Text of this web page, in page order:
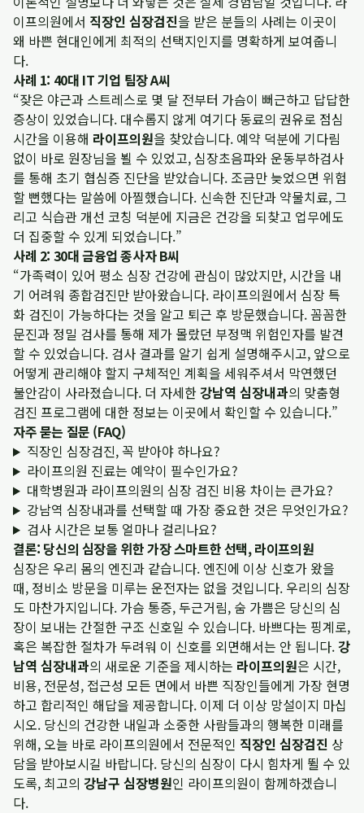
이프의원에서 직장인 심장검진을 받은 분들의 사례는 이곳이
왜 바쁜 현대인에게 최적의 선택지인지를 명확하게 보여줍니
다.
사례 1: 40대 IT 기업 팀장 A씨
“잦은 야근과 스트레스로 몇 달 전부터 가슴이 뻐근하고 답답한
증상이 있었습니다. 대수롭지 않게 여기다 동료의 권유로 점심
시간을 이용해 라이프의원을 찾았습니다. 예약 덕분에 기다림
없이 바로 원장님을 뵐 수 있었고, 심장초음파와 운동부하검사
를 통해 초기 협심증 진단을 받았습니다. 조금만 늦었으면 위험
할 뻔했다는 말씀에 아찔했습니다. 신속한 진단과 약물치료, 그
리고 식습관 개선 코칭 덕분에 지금은 건강을 되찾고 업무에도
더 집중할 수 있게 되었습니다.”
사례 2: 30대 금융업 종사자 B씨
“가족력이 있어 평소 심장 건강에 관심이 많았지만, 시간을 내
기 어려워 종합검진만 받아왔습니다. 라이프의원에서 심장 특
화 검진이 가능하다는 것을 알고 퇴근 후 방문했습니다. 꼼꼼한
문진과 정밀 검사를 통해 제가 몰랐던 부정맥 위험인자를 발견
할 수 있었습니다. 검사 결과를 알기 쉽게 설명해주시고, 앞으로
어떻게 관리해야 할지 구체적인 계획을 세워주셔서 막연했던
불안감이 사라졌습니다. 더 자세한강남역 심장내과의 맞춤형
검진 프로그램에 대한 정보는 이곳에서 확인할 수 있습니다.”
자주 묻는 질문 (FAQ)
직장인 심장검진, 꼭 받아야 하나요?
라이프의원 진료는 예약이 필수인가요?
대학병원과 라이프의원의 심장 검진 비용 차이는 큰가요?
강남역 심장내과를 선택할 때 가장 중요한 것은 무엇인가요?
검사 시간은 보통 얼마나 걸리나요?
결론: 당신의 심장을 위한 가장 스마트한 선택, 라이프의원
심장은 우리 몸의 엔진과 같습니다. 엔진에 이상 신호가 왔을
때, 정비소 방문을 미루는 운전자는 없을 것입니다. 우리의 심장
도 마찬가지입니다. 가슴 통증, 두근거림, 숨 가쁨은 당신의 심
장이 보내는 간절한 구조 신호일 수 있습니다. 바쁘다는 핑계로,
혹은 복잡한 절차가 두려워 이 신호를 외면해서는 안 됩니다.강
남역 심장내과의 새로운 기준을 제시하는 라이프의원은 시간,
비용, 전문성, 접근성 모든 면에서 바쁜 직장인들에게 가장 현명
하고 합리적인 해답을 제공합니다. 이제 더 이상 망설이지 마십
시오. 당신의 건강한 내일과 소중한 사람들과의 행복한 미래를
위해, 오늘 바로 라이프의원에서 전문적인 직장인 심장검진 상
담을 받아보시길 바랍니다. 당신의 심장이 다시 힘차게 뛸 수 있
도록, 최고의 강남구 심장병원인 라이프의원이 함께하겠습니
다.